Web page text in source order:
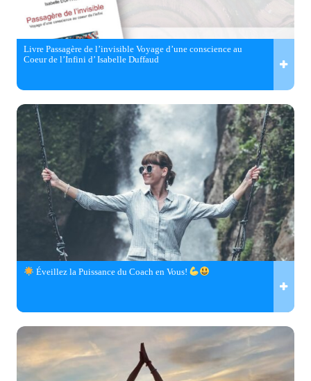
Livre Passagère de l’invisible Voyage d’une conscience au
Coeur de l’Infini d’ Isabelle Duffaud
Éveillez la Puissance du Coach en Vous!